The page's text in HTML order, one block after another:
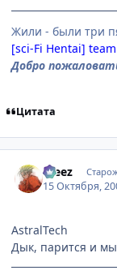
Жили - были три
[sci-Fi Hentai] team
Добро
Цитата
Freez
15 Октября,
AstralTech
Дык, парится и